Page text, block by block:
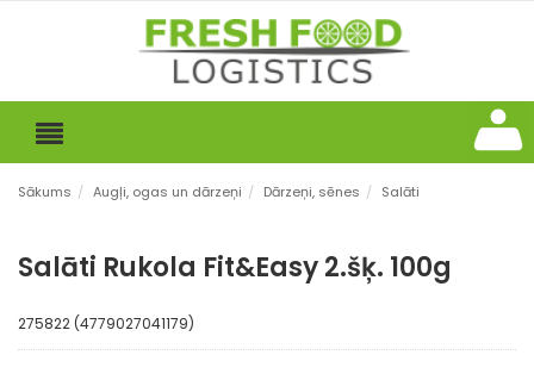
Sākums / Augļi, ogas un dārzeņi / Dārzeņi, sēnes / Salāti
Salāti Rukola Fit&Easy 2.šķ. 100g
275822 (4779027041179)